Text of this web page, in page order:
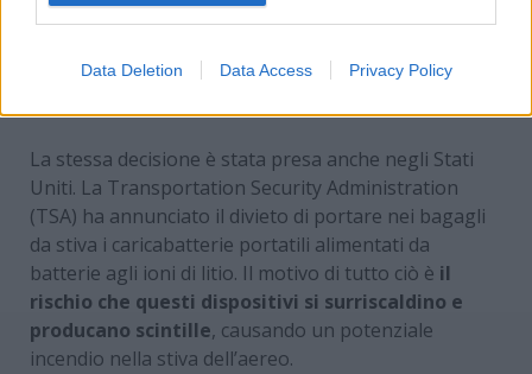
Data Deletion Data Access Privacy Policy
Divieto ufficiale sui voli aerei: la svolta di USA e UE –
www.motorinews24.com
La stessa decisione è stata presa anche negli Stati
Uniti. La Transportation Security Administration
(TSA) ha annunciato il divieto di portare nei bagagli
da stiva i caricabatterie portatili alimentati da
batterie agli ioni di litio. Il motivo di tutto ciò è il
rischio che questi dispositivi si surriscaldino e
producano scintille, causando un potenziale
incendio nella stiva dell’aereo.